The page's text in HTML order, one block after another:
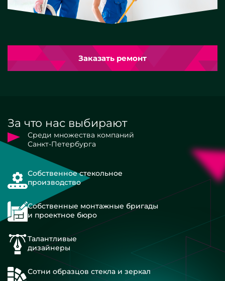
Заказать ремонт
За что нас выбирают
Среди множества компаний
Санкт-Петербурга
Собственное стекольное
производство
Собственные монтажные бригады
и проектное бюро
Талантливые
дизайнеры
Сотни образцов стекла и зеркал